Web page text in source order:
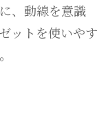
、動線を意識
ットを使いやす